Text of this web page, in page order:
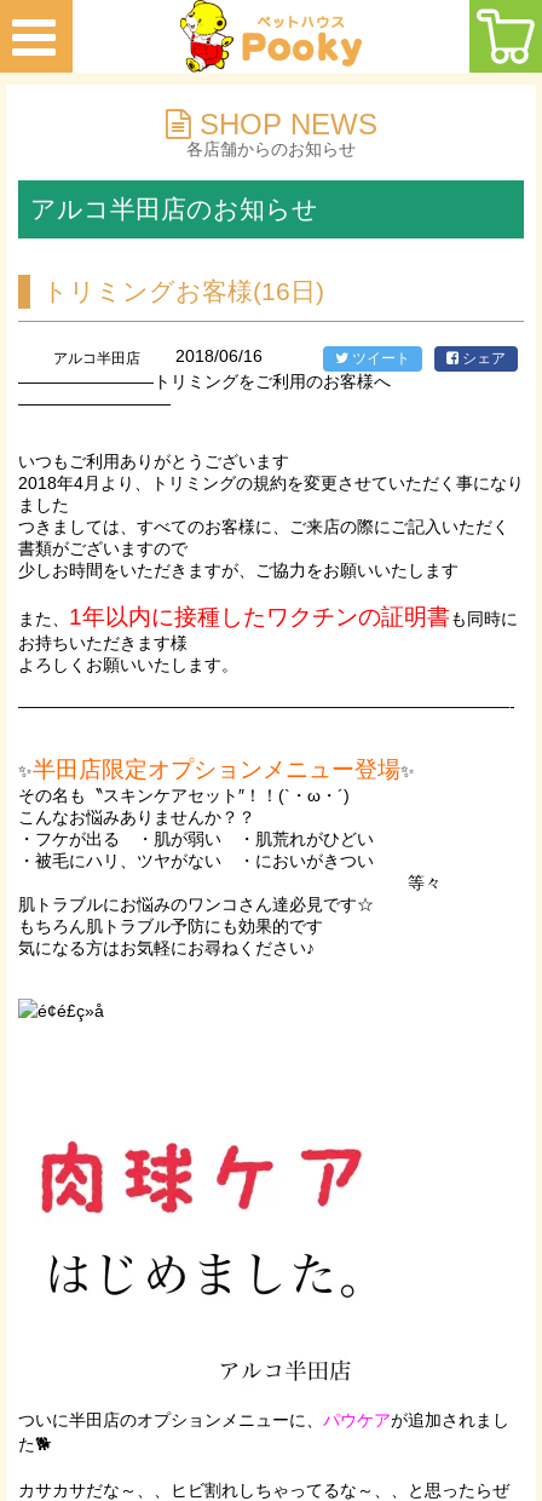
SHOP NEWS
各店舗からのお知らせ
アルコ半田店のお知らせ
トリミングお客様(16日)
アルコ半田店 2018/06/16 ツイート シェア
————————トリミングをご利用のお客様へ
—————————
いつもご利用ありがとうございます
2018年4月より、トリミングの規約を変更させていただく事になり
ました
つきましては、すべてのお客様に、ご来店の際にご記入いただく
書類がございますので
少しお時間をいただきますが、ご協力をお願いいたします
また、 1年以内に接種したワクチンの証明書も同時に
お持ちいただきます様
よろしくお願いいたします。
—————————————————————————————-
✨半田店限定オプションメニュー登場✨
その名も〝スキンケアセット″！！(`・ω・´)
こんなお悩みありませんか？？
・フケが出る ・肌が弱い ・肌荒れがひどい
・被毛にハリ、ツヤがない ・においがきつい
等々
肌トラブルにお悩みのワンコさん達必見です☆
もちろん肌トラブル予防にも効果的です
気になる方はお気軽にお尋ねください♪
ついに半田店のオプションメニューに、 パウケアが追加されまし
た🐕
カサカサだな～、、ヒビ割れしちゃってるな～、、と思ったらぜ